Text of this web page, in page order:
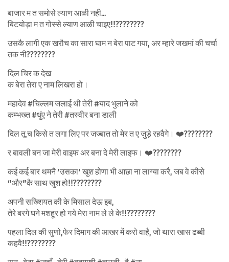
बाजार म त समोसे ल्याण आळी नही…
बिटयोड़ा म त गोस्से ल्याण आळी चाइए!!????????
उसकै लागी एक खरौच का सारा घाम न बेरा पाट गया, अर म्हारे जखमां की चर्चा
तक नी????????
दिल चिर क देख
क बेरा तेरा ए नाम लिखरा हो।
महादेव #चिल्लम जलाई थी तेरी #याद भुलाने को
कम्भख्त #धुंए ने तेरी #तस्वीर बना डाली
दिल तू च किसे त लगा लिए पर जज्बात तो मेर त ए जुड़े रहवैगे। ❤️????????
र बावली बन जा मेरी वाइफ अर बना दे मेरी लाइफ। ❤️????????
कई कई बार थमनै ‘उसका’ खुश होणा भी आछा ना लाग्या करै, जब वे कीसे
“और”कै साथ खुश हो!!????????
अपनी सख्शियत की के मिसाल देऊ इब,
तेरे बरगे घने मशहूर हो गये मेरा नाम ले ले के!!????????
पहला दिल की सुणो,फेर दिमाग की आखर में करो वाहै, जो थारा खास ढब्बी
कहवै!!????????